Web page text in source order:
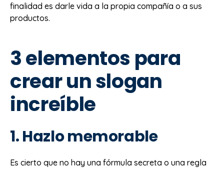
finalidad es darle vida a la propia compañía o a sus
productos.
3 elementos para
crear un slogan
increíble
1. Hazlo memorable
Es cierto que no hay una fórmula secreta o una regla